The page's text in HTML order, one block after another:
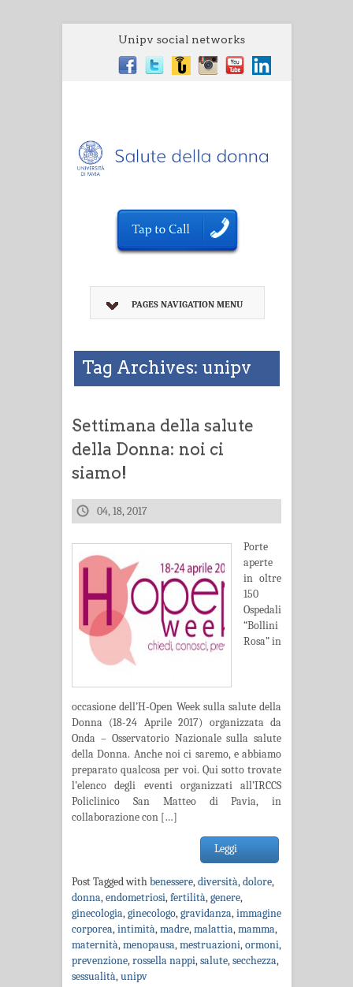
Unipv social networks
PAGES NAVIGATION MENU
Tag Archives: unipv
Settimana della salute
della Donna: noi ci
siamo!
04, 18, 2017
Porte
aperte
in oltre
150
Ospedali
“Bollini
Rosa” in
occasione dell’H-Open Week sulla salute della
Donna (18-24 Aprile 2017) organizzata da
Onda – Osservatorio Nazionale sulla salute
della Donna. Anche noi ci saremo, e abbiamo
preparato qualcosa per voi. Qui sotto trovate
l’elenco degli eventi organizzati all’IRCCS
Policlinico San Matteo di Pavia, in
collaborazione con […]
Leggi
Post Tagged withbenessere,diversità,dolore,
donna,endometriosi,fertilità,genere,
ginecologia,ginecologo,gravidanza,immagine
corporea,intimità,madre,malattia,mamma,
maternità,menopausa,mestruazioni,ormoni,
prevenzione,rossella nappi,salute,secchezza,
sessualità,unipv